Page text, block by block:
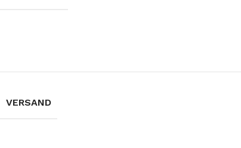
VERSAND